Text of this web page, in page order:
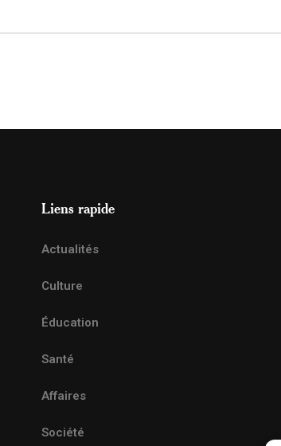
Liens rapide
Actualités
Culture
Éducation
Santé
Affaires
Société